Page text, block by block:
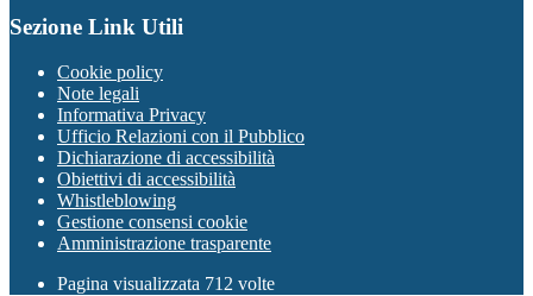
Sezione Link Utili
Cookie policy
Note legali
Informativa Privacy
Ufficio Relazioni con il Pubblico
Dichiarazione di accessibilità
Obiettivi di accessibilità
Whistleblowing
Gestione consensi cookie
Amministrazione trasparente
Pagina visualizzata 712 volte